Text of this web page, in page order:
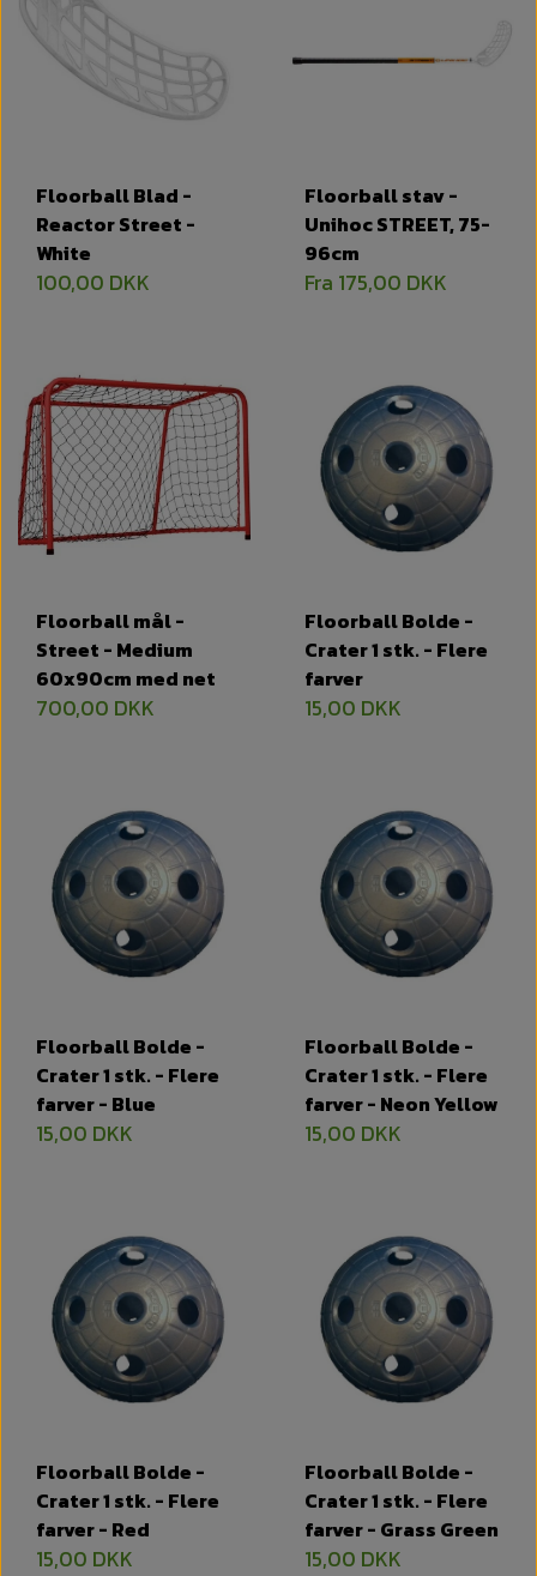
Floorball Blad -
Reactor Street -
White
100,00 DKK
Floorball stav -
Unihoc STREET, 75-
96cm
Fra 175,00 DKK
Floorball mål -
Street - Medium
60x90cm med net
700,00 DKK
Floorball Bolde -
Crater 1 stk. - Flere
farver
15,00 DKK
Floorball Bolde -
Crater 1 stk. - Flere
farver - Blue
15,00 DKK
Floorball Bolde -
Crater 1 stk. - Flere
farver - Neon Yellow
15,00 DKK
Floorball Bolde -
Crater 1 stk. - Flere
farver - Red
15,00 DKK
Floorball Bolde -
Crater 1 stk. - Flere
farver - Grass Green
15,00 DKK